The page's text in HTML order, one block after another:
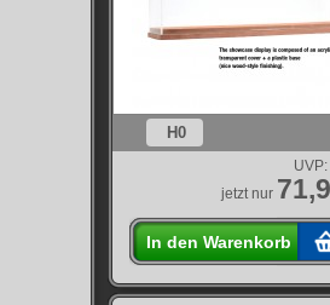
H0
UVP:
jetzt nur
In den Warenkorb